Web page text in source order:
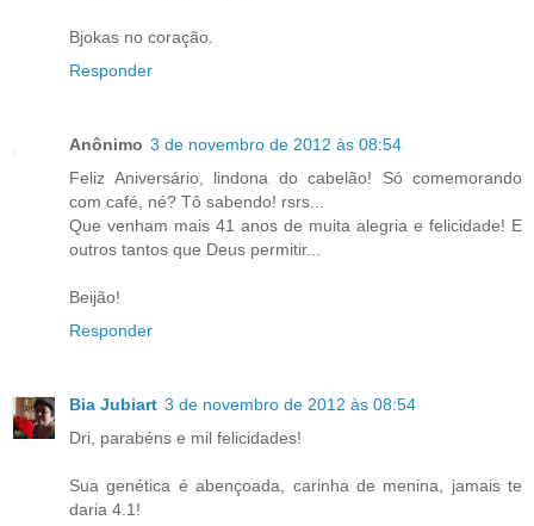
Bjokas no coração.
Responder
Anônimo 3 de novembro de 2012 às 08:54
Feliz Aniversário, lindona do cabelão! Só comemorando
com café, né? Tô sabendo! rsrs...
Que venham mais 41 anos de muita alegria e felicidade! E
outros tantos que Deus permitir...
Beijão!
Responder
Bia Jubiart 3 de novembro de 2012 às 08:54
Dri, parabéns e mil felicidades!
Sua genética é abençoada, carinha de menina, jamais te
daria 4.1!